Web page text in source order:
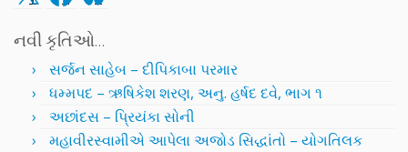
નવી કૃતિઓ…
સર્જન સાહેબ – દીપિકાબા પરમાર
ધમ્મપદ – ઋષિકેશ શરણ, અનુ. હર્ષદ દવે, ભાગ ૧
અછાંદસ – પ્રિયંકા સોની
મહાવીરસ્વામીએ આપેલા અજોડ સિદ્ધાંતો – યોગતિલક